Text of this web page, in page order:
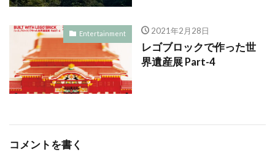
Entertainment 2021年2月28日
レゴブロックで作った世
界遺産展 Part-4
コメントを書く